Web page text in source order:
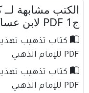
الكتب مشابهة
ج1 PDF لابن عساكر
PDF للإمام الذهبي
PDF للإمام الذهبي